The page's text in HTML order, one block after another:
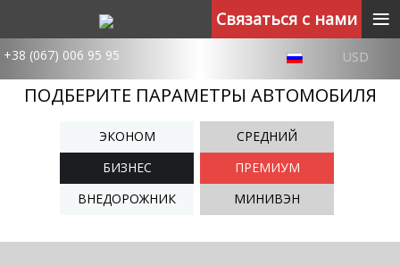
+38 (067) 006 95 95 USD
ПОДБЕРИТЕ ПАРАМЕТРЫ АВТОМОБИЛЯ
ЭКОНОМ
СРЕДНИЙ
БИЗНЕС
ПРЕМИУМ
ВНЕДОРОЖНИК
МИНИВЭН
Связаться с нами ≡